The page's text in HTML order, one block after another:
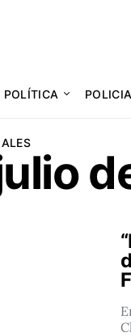
POLÍTICA